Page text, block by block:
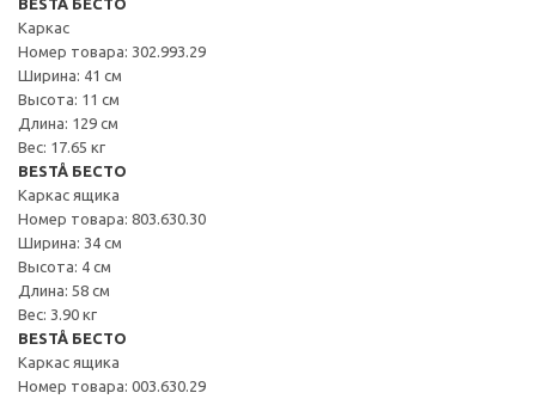
Каркас
Номер товара: 302.993.29
Ширина: 41 см
Высота: 11 см
Длина: 129 см
Вес: 17.65 кг
BESTÅ БЕСТО
Каркас ящика
Номер товара: 803.630.30
Ширина: 34 см
Высота: 4 см
Длина: 58 см
Вес: 3.90 кг
BESTÅ БЕСТО
Каркас ящика
Номер товара: 003.630.29